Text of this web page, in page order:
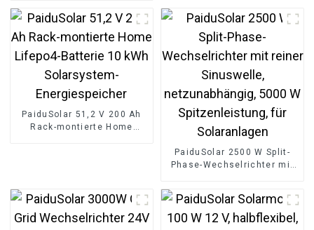
Lithiumbatterie
PaiduSolar 51,2 V 200 Ah
Rack-montierte Home
PaiduSolar 2500 W Split-
Phase-Wechselrichter mit
Spitzenleistung, für
Solaranlagen